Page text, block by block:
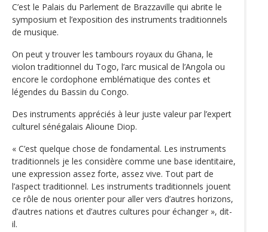
C’est le Palais du Parlement de Brazzaville qui abrite le
symposium et l’exposition des instruments traditionnels
de musique.
On peut y trouver les tambours royaux du Ghana, le
violon traditionnel du Togo, l’arc musical de l’Angola ou
encore le cordophone emblématique des contes et
légendes du Bassin du Congo.
Des instruments appréciés à leur juste valeur par l’expert
culturel sénégalais Alioune Diop.
« C’est quelque chose de fondamental. Les instruments
traditionnels je les considère comme une base identitaire,
une expression assez forte, assez vive. Tout part de
l’aspect traditionnel. Les instruments traditionnels jouent
ce rôle de nous orienter pour aller vers d’autres horizons,
d’autres nations et d’autres cultures pour échanger », dit-
il.